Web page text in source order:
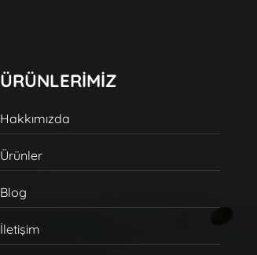
ÜRÜNLERİMİZ
Hakkımızda
Ürünler
Blog
İletişim